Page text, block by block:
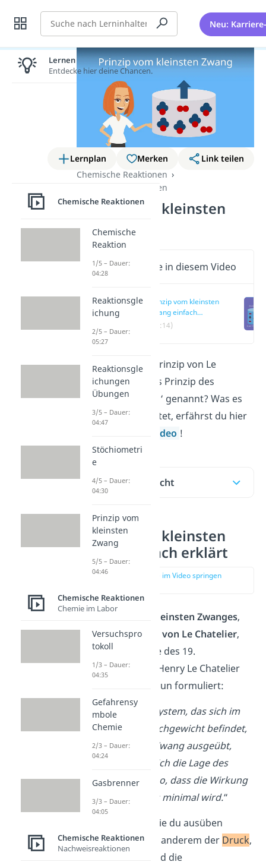
Suche Neu:
Lernplan Merken
Link teilen
Chemische Reaktionen
Chemische Reaktionen
Prinzip vom kleinsten
Zwang
Wichtige Inhalte in diesem Video
Prinzip vom kleinsten
Zwang einfach
erklärt
(00:14)
Warum wird das Prinzip von Le
Chatelier auch ‚das Prinzip des
kleinsten Zwanges‘ genannt? Was es
besagt und bedeutet, erfährst du hier
und in unserem Video !
Inhaltsübersicht
Prinzip vom kleinsten
Zwang einfach erklärt
zur Stelle im Video springen
Prinzip des kleinsten Zwanges‚
oder auch ‚Prinzip von Le Chatelier‚
wurde gegen Ende des 19.
Jahrhunderts von Henry Le Chatelier
und Ferdinand Braun formuliert:
„Wird auf ein System, das sich im
chemischen Gleichgewicht befindet,
ein äußerer Zwang ausgeübt,
verschiebt sich die Lage des
Gleichgewichts so, dass die Wirkung
des Zwanges minimal wird.“
die du ausüben
kannst, sind unter anderem der Druck,
und die
Lernen lohnt sich!
Entdecke hier deine Chancen.
Chemische Reaktionen
Chemische
Reaktion
1/5 – Dauer:
04:28
Reaktionsgle
ichung
2/5 – Dauer:
05:27
Reaktionsgle
ichungen
Übungen
3/5 – Dauer:
04:47
Stöchiometri
e
4/5 – Dauer:
04:30
Prinzip vom
kleinsten
Zwang
5/5 – Dauer:
04:46
Chemische Reaktionen
Chemie im Labor
Versuchspro
tokoll
1/3 – Dauer:
04:35
Gefahrensy
mbole
Chemie
2/3 – Dauer:
04:24
Gasbrenner
3/3 – Dauer:
04:05
Chemische Reaktionen
Nachweisreaktionen